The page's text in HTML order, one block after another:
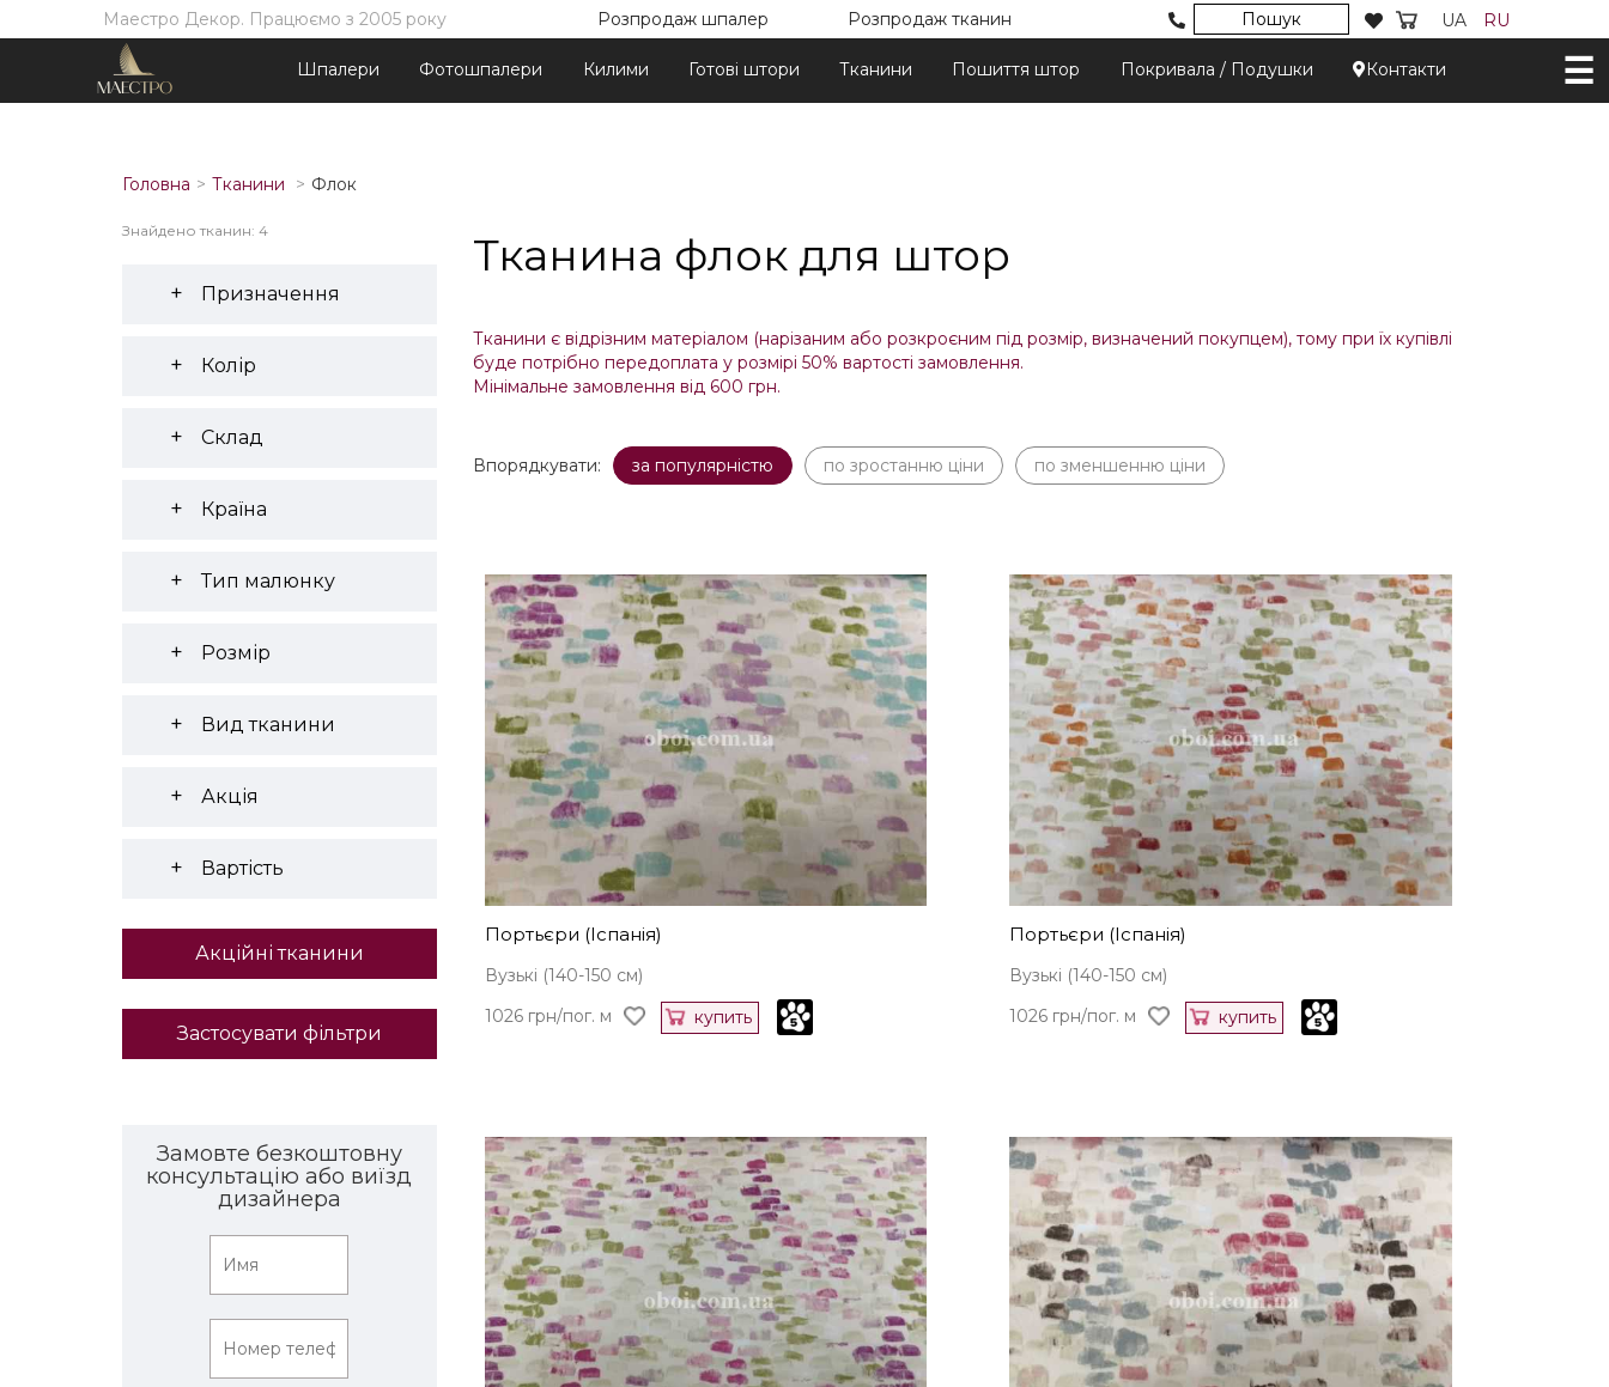
Маестро Декор. Працюємо з 2005 року Розпродаж шпалер Розпродаж тканин Пошук UA RU
Шпалери Фотошпалери Килими Готові штори Тканини Пошиття штор Покривала / Подушки Контакти
Головна Тканини Флок
Знайдено тканин: 4
Призначення
Колір
Склад
Країна
Тип малюнку
Розмір
Вид тканини
Акція
Вартість
Акційні тканини
Застосувати фільтри
Замовте безкоштовну
консультацію або виїзд
дизайнера
Тканина флок для штор
Тканини є відрізним матеріалом (нарізаним або розкроєним під розмір, визначений покупцем), тому при їх купівлі
буде потрібно передоплата у розмірі 50% вартості замовлення.
Мінімальне замовлення від 600 грн.
Впорядкувати: за популярністю по зростанню ціни по зменшенню ціни
Портьєри (Іспанія)
Вузькі (140-150 см)
1026 грн/пог. м
купить
Портьєри (Іспанія)
Вузькі (140-150 см)
1026 грн/пог. м
купить